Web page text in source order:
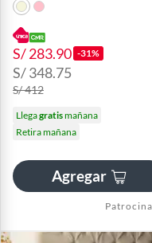
S/ 283.90 -31%
S/ 348.75
S/ 412
Llegagratismañana
Retira mañana
Agregar